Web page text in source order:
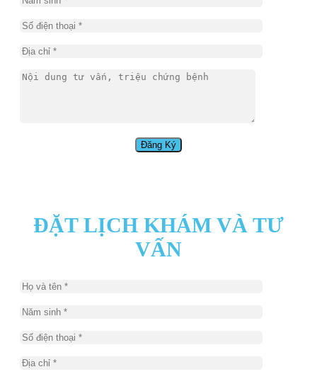
ĐẶT LỊCH KHÁM VÀ TƯ
VẤN